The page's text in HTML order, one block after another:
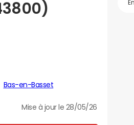
Bas-en-Basset
Mise à jour le 28/05/26